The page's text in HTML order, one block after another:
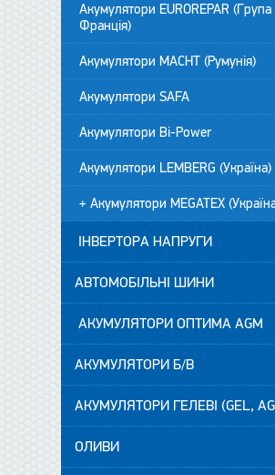
Акумулятори EUROREPAR (Група
Франція)
Акумулятори MACHT (Румунія)
Акумулятори SAFA
Акумулятори Bi-Power
Акумулятори LEMBERG (Україна)
+ Акумулятори MEGATEX
ІНВЕРТОРА НАПРУГИ
АВТОМОБІЛЬНІ ШИНИ
АКУМУЛЯТОРИ ОПТИМА AGM
АКУМУЛЯТОРИ Б/В
АКУМУЛЯТОРИ ГЕЛЕВІ (GEL,
ОЛИВИ